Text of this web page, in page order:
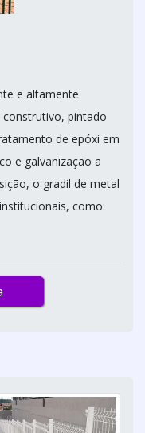
e altamente
pintado
de epóxi em
e galvanização a
o gradil de metal
como: